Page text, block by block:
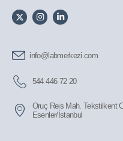
info@labmerkezi.com
544 446 72 20
Oruç Reis Mah. Tekstilkent
Esenler/İstanbul